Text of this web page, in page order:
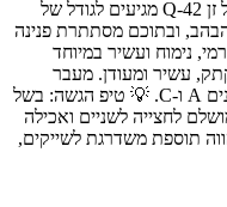
חוויית הטעם והמרקם המטורף: הפירות של זן Q-42 מגיעים לגודל של
ובתוכם מסתתרת פנינה
נימוח ועשיר במיוחד
עשיר ומעודן. מעבר
לטעמו המושלם, הפרי עשיר מאוד בוויטמינים A ו-C. 💡 טיפ הגשה: בשל
לחצייה לשניים ואכילה
תוספת משדרגת לשייקים,